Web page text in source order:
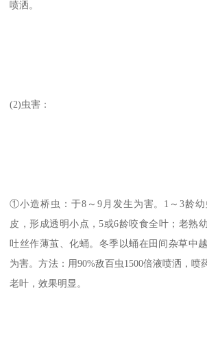
喷洒。
(2)虫害：
①小造桥虫：于8～9月发生为害。1～3龄
皮，形成透明小点，5或6龄咬食全叶；老熟
吐丝作薄茧、化蛹。冬季以蛹在田间杂草中
为害。方法：用90%敌百虫1500倍液喷洒，喷
老叶，效果明显。